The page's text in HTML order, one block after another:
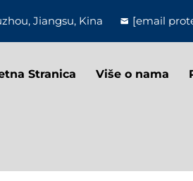
Jiangsu, Kina [email
Stranica Više o nama